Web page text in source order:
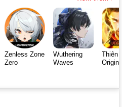
Zenless Zone
Zero
Wuthering
Waves
Thiên
Origin